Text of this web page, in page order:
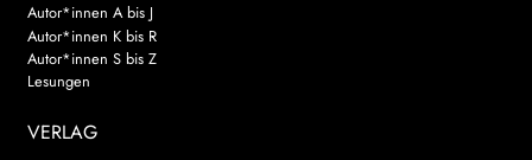
Autor*innen A bis J
Autor*innen K bis R
Autor*innen S bis Z
Lesungen
VERLAG